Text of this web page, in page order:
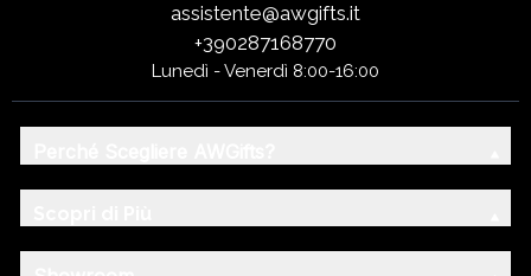
assistente@awgifts.it
+390287168770
Lunedì - Venerdì 8:00-16:00